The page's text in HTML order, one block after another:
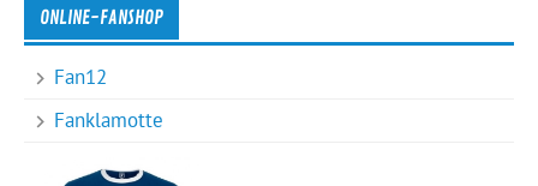
ONLINE-FANSHOP
Fan12
Fanklamotte